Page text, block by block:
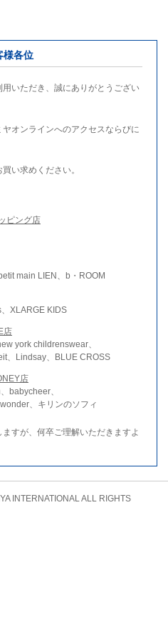
様各位
いただき、誠にありがとうござい
オンラインへのアクセスならびに
い求めください。
ピング店
main LIEN、b・ROOM
XLARGE KIDS
店
york childrenswear、
、Lindsay、BLUE CROSS
店
babycheer、
、キリンのソフィ
すが、何卒ご理解いただきますよ